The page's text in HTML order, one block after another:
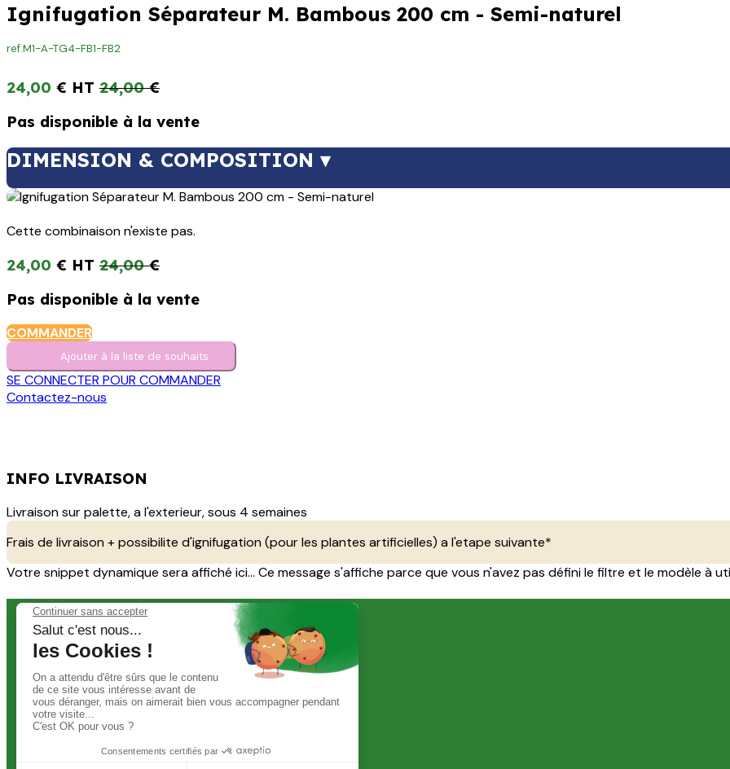
Ignifugation Séparateur M. Bambous 200 cm - Semi-naturel
ref.M1-A-TG4-FB1-FB2
24,00 € 24,00€
Pas disponible à la vente
DIMENSION & COMPOSITION ▾
Cette combinaison n'existe pas.
24,00 € 24,00€
Pas disponible à la vente
COMMANDER
Ajouter à la liste de s​o​uh​aits
SE CONNECTER POUR COMMANDER
Contactez-nous
INFO LIVRAISON
Livraison sur palette, a l'exterieur, sous 4 semaines
Frais de livraison + possibilite d'ignifugation (pour les plantes artificielles) a l'etape suivante*
Votre snippet dynamique sera affiché ici... Ce message s'affiche parce que vous n'avez pas défini le filtre et le modèle à
ADRESSE
Siège : 2 rue du Duremont 59960 Neuville-en-Ferrain
Showroom : 140 rue Victor Hugo, 92300 Levallois-Perret